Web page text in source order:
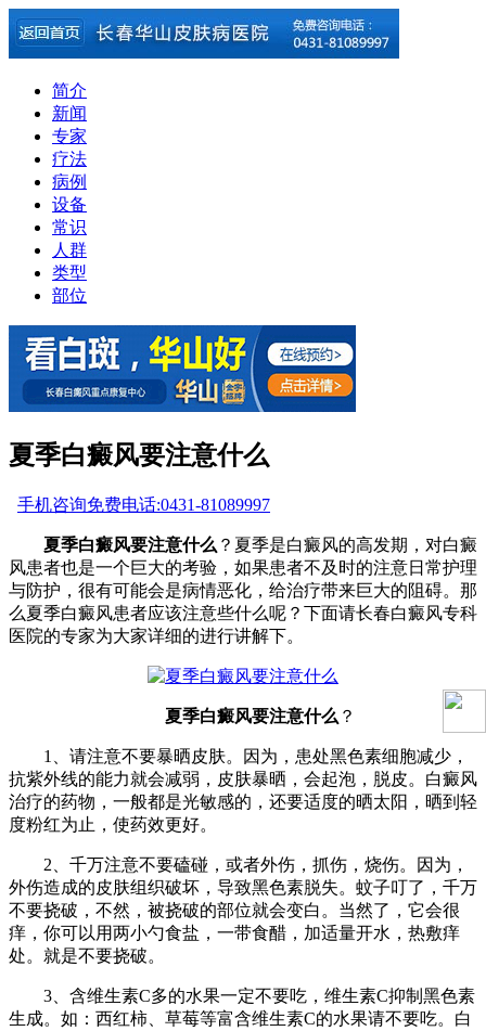
简介
新闻
专家
疗法
病例
设备
常识
人群
类型
部位
夏季白癜风要注意什么
手机咨询免费电话:0431-81089997
夏季白癜风要注意什么 ？夏季是白癜风的高发期，对白癜
风患者也是一个巨大的考验，如果患者不及时的注意日常护理
与防护，很有可能会是病情恶化，给治疗带来巨大的阻碍。那
么夏季白癜风患者应该注意些什么呢？下面请长春白癜风专科
医院的专家为大家详细的进行讲解下。
夏季白癜风要注意什么 ？
1、请注意不要暴晒皮肤。因为，患处黑色素细胞减少，
抗紫外线的能力就会减弱，皮肤暴晒，会起泡，脱皮。白癜风
治疗的药物，一般都是光敏感的，还要适度的晒太阳，晒到轻
度粉红为止，使药效更好。
2、千万注意不要磕碰，或者外伤，抓伤，烧伤。因为，
外伤造成的皮肤组织破坏，导致黑色素脱失。蚊子叮了，千万
不要挠破，不然，被挠破的部位就会变白。当然了，它会很
痒，你可以用两小勺食盐，一带食醋，加适量开水，热敷痒
处。就是不要挠破。
3、含维生素C多的水果一定不要吃，维生素C抑制黑色素
生成。如：西红柿、草莓等富含维生素C的水果请不要吃。白